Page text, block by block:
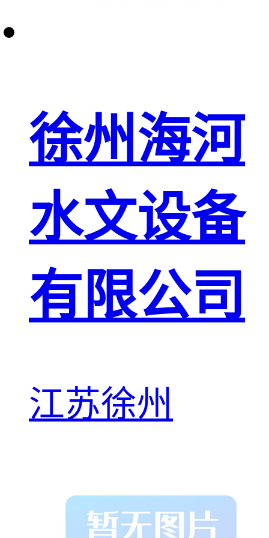
徐州海河
水文设备
有限公司
江苏徐州